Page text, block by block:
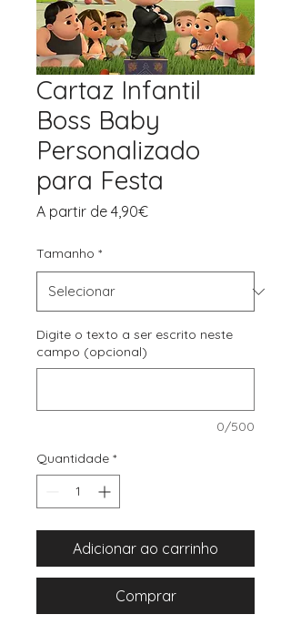
Cartaz Infantil
Boss Baby
Personalizado
para Festa
A partir de 4,90€Preço
Tamanho *
Digite o texto a ser escrito neste
campo (opcional)
0/500
Quantidade *
Adicionar ao carrinho
Comprar